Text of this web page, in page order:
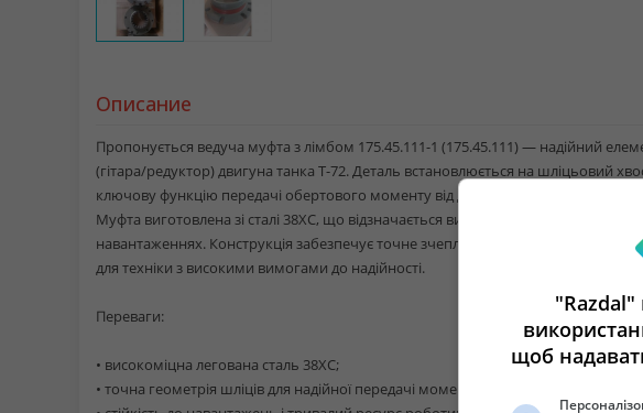
Описание
Пропонується ведуча муфта з лімбом 175.45.111-1 (175.45.111) — надійний
(гітара/редуктор) двигуна танка Т-72. Деталь встановлюється на шліцьовий
ключову функцію передачі обертового моменту від двигуна на редуктор.
Муфта виготовлена зі сталі 38ХС, що відзначається високою міцністю,
навантаженнях. Конструкція забезпечує точне зчеплення та стабільну роботу
для техніки з високими вимогами до надійності.
Переваги:
• високоміцна легована сталь 38ХС;
• точна геометрія шліців для надійної передачі моменту;
"Razdal"
щоб